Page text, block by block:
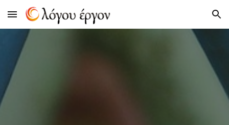
Skip to main content Skip to navigation